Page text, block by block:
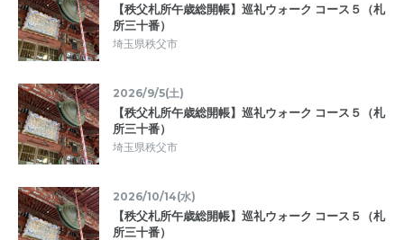
【秩父札所午歳総開帳】巡礼ウォーク コース５（札
所三十番）
埼玉県秩父市
2026/9/5(土)
【秩父札所午歳総開帳】巡礼ウォーク コース５（札
所三十番）
埼玉県秩父市
2026/10/14(水)
【秩父札所午歳総開帳】巡礼ウォーク コース５（札
所三十番）